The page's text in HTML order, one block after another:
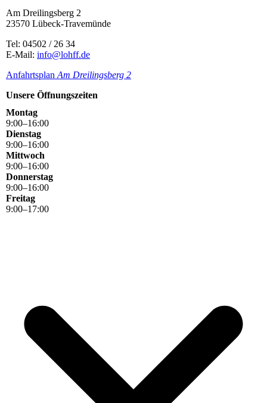
Am Dreilingsberg 2
23570 Lübeck-Travemünde
Tel: 04502 / 26 34
E-Mail: info@lohff.de
Anfahrtsplan Am Dreilingsberg 2
Unsere Öffnungszeiten
Montag
9:00–16:00
Dienstag
9:00–16:00
Mittwoch
9:00–16:00
Donnerstag
9:00–16:00
Freitag
9:00–17:00